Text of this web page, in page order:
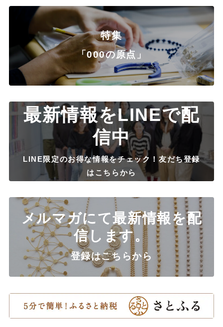
特集
「000の原点」
最新情報をLINEで配
信中
LINE限定のお得な情報をチェック！友だち登録
はこちらから
メルマガにて最新情報を配
信します。
登録はこちらから